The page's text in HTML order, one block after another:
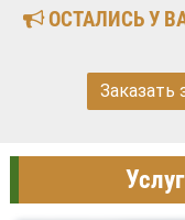
ОСТАЛИСЬ У
Заказать